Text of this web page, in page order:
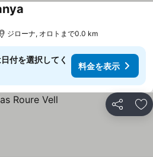
ジローナ, オロトまで0.0 km
付を選択してく
料金を表示
シェア お